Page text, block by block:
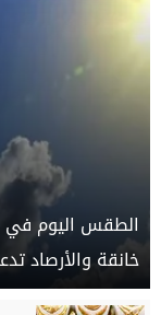
الطقس اليوم في
خانقة والأرصاد